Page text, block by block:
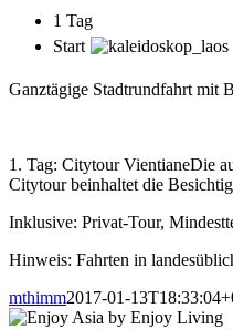
1 Tag
Start
Ganztägige Stadtrundfahrt mit
1. Tag: Citytour VientianeDie
Citytour beinhaltet die
Inklusive: Privat-Tour,
Hinweis: Fahrten in
mthimm2017-01-